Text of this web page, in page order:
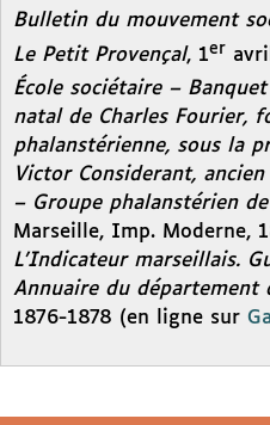
Bulletin du mouvement
Le Petit Provençal, 1er
École sociétaire –
natal de Charles Fourier,
phalanstérienne, sous la
Victor Considerant,
– Groupe phalanstérien
Marseille, Imp. Moderne,
L’Indicateur marseillais.
Annuaire du département
1876-1878 (en ligne sur